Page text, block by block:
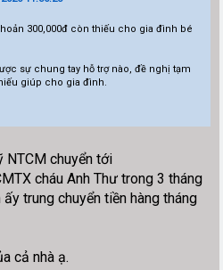
300,000đ còn thiếu cho gia đình bé
sự chung tay hỗ trợ nào, đề nghị tạm
giúp cho gia đình.
NTCM chuyển tới
cháu Anh Thư trong 3 tháng
trung chuyển tiền hàng tháng
cả nhà ạ.